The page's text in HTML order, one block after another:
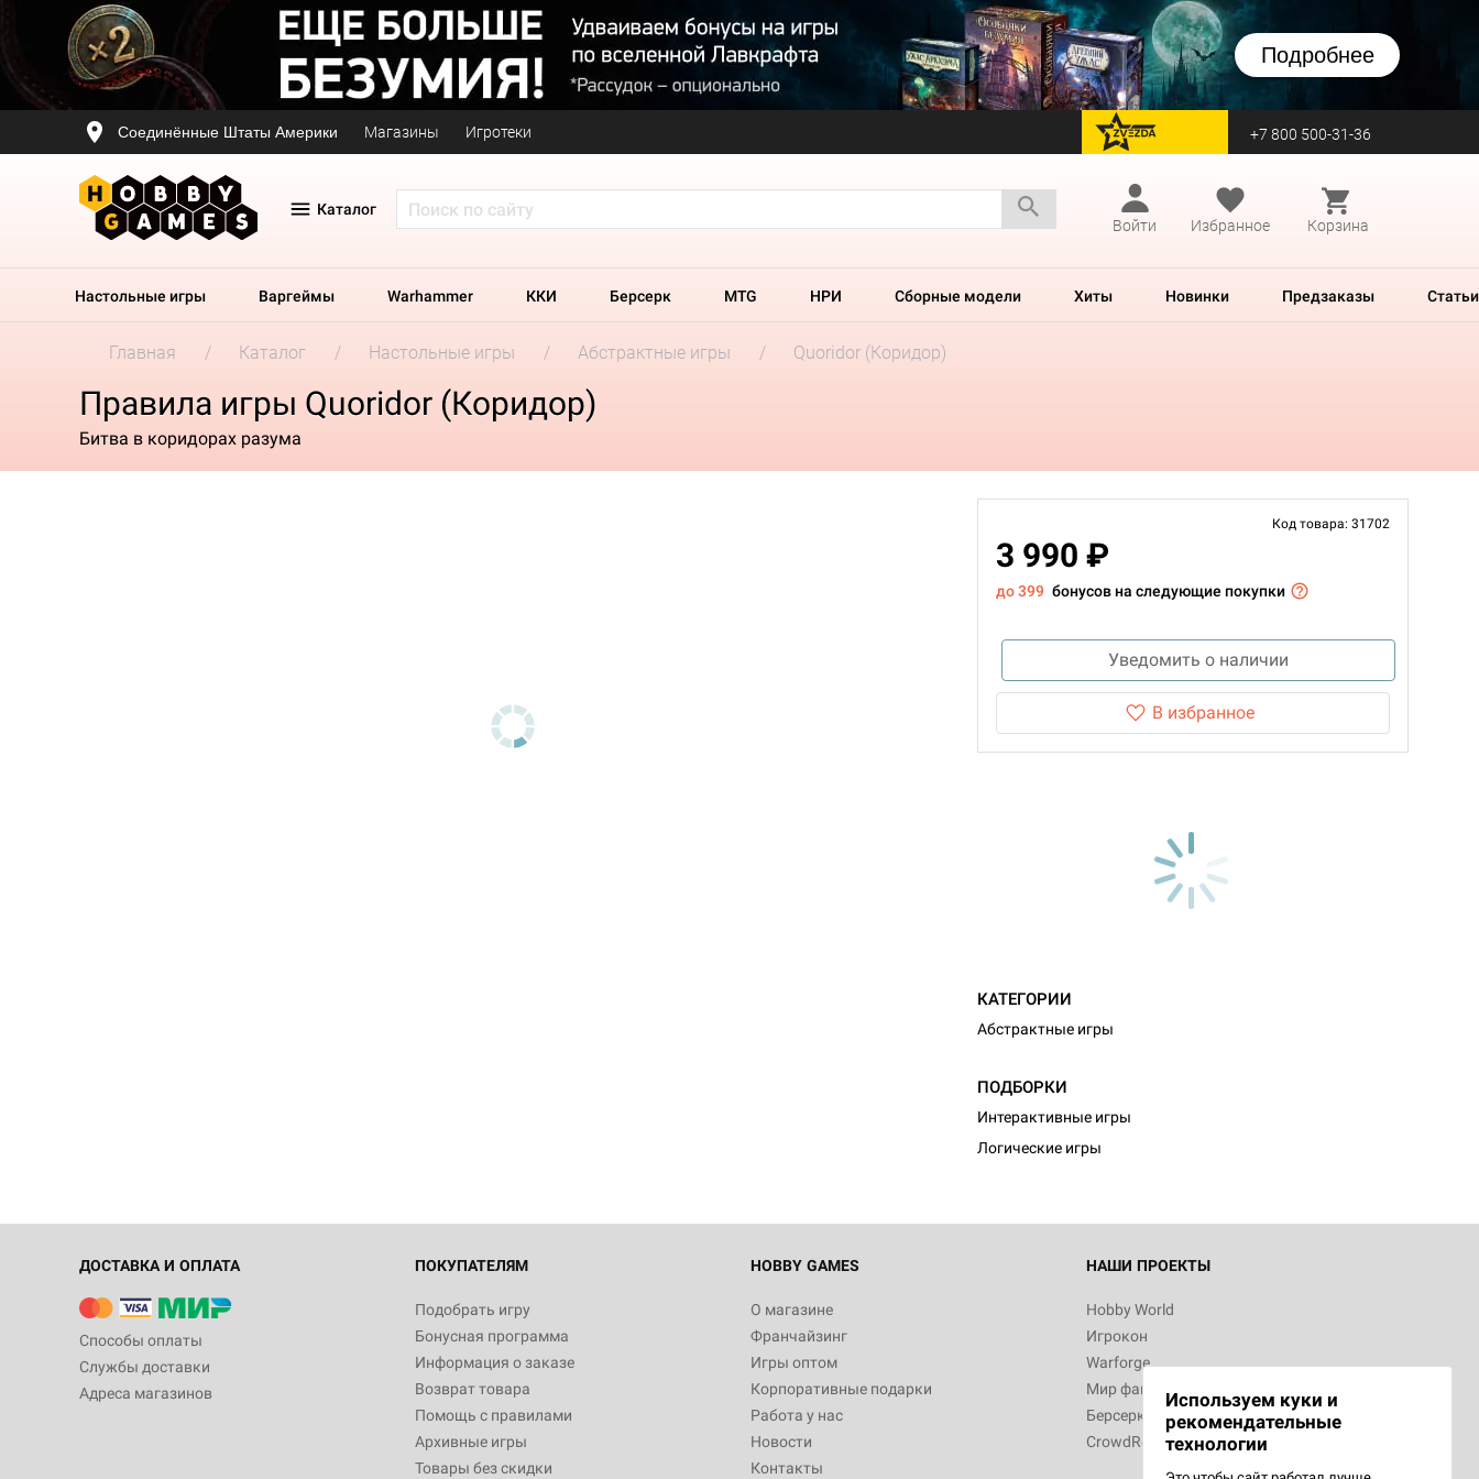
Подробнее
Соединённые Штаты Америки Магазины Игротеки перейти на Zvezda +7 800 500-31-36
Каталог
Войти
Избранное Корзина
Настольные игры Варгеймы Warhammer ККИ Берсерк MTG НРИ Сборные модели Хиты Новинки Предзаказы Статьи
Главная Каталог Настольные игры Абстрактные игры Quoridor (Коридор)
Правила игры Quoridor (Коридор)
Битва в коридорах разума
Код товара: 31702
3 990 ₽
до 399 бонусов на следующие покупки
Уведомить о наличии
В избранное
КАТЕГОРИИ
Абстрактные игры
ПОДБОРКИ
Интерактивные игры
Логические игры
ДОСТАВКА И ОПЛАТА
Способы оплаты
Службы доставки
Адреса магазинов
ПОКУПАТЕЛЯМ
Подобрать игру
Бонусная программа
Информация о заказе
Возврат товара
Помощь с правилами
Архивные игры
Товары без скидки
HOBBY GAMES
О магазине
Франчайзинг
Игры оптом
Корпоративные подарки
Работа у нас
Новости
Контакты
НАШИ ПРОЕКТЫ
Hobby World
Игрокон
Warforge
Мир фантастики
Берсерк
CrowdRepublic
Используем куки и
рекомендательные
технологии